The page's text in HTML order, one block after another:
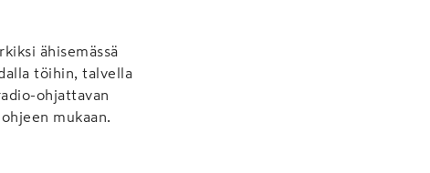
ähisemässä
töihin, talvella
ohjattavan
mukaan.